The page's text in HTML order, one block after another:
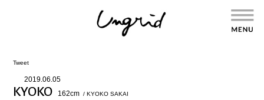
Tweet
2019.06.05
KYOKO 162cm / KYOKO SAKAI